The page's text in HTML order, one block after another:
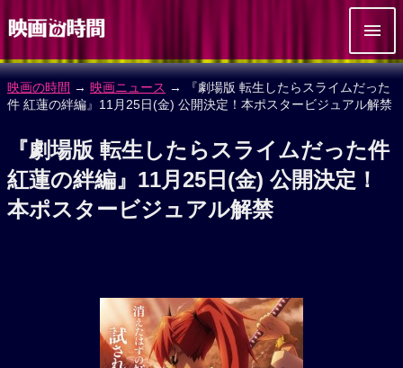
映画の時間 → 映画ニュース → 『劇場版 転生したらスライムだった
件 紅蓮の絆編』11月25日(金) 公開決定！本ポスタービジュアル解禁
『劇場版 転生したらスライムだった件
紅蓮の絆編』11月25日(金) 公開決定！
本ポスタービジュアル解禁